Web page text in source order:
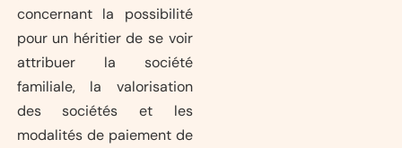
concernant la possibilité
pour un héritier de se voir
attribuer la société
familiale, la valorisation
des sociétés et les
modalités de paiement de